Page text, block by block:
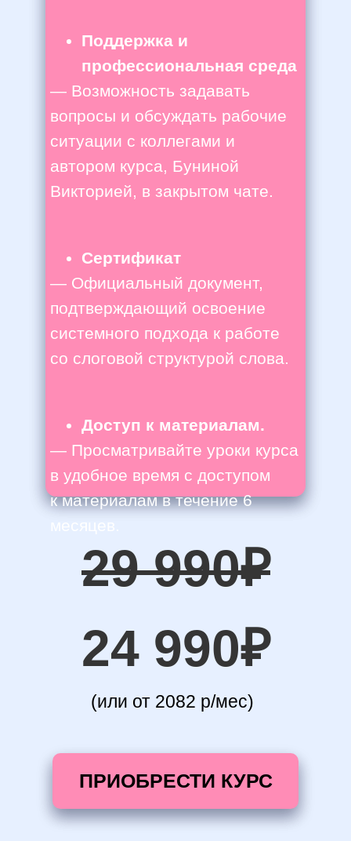
29 990₽
24 990₽
Поддержка и
профессиональная среда
— Возможность задавать
вопросы и обсуждать рабочие
ситуации с коллегами и
автором курса, Буниной
Викторией, в закрытом чате.
Сертификат
— Официальный документ,
подтверждающий освоение
системного подхода к работе
со слоговой структурой слова.
Доступ к материалам.
— Просматривайте уроки курса
в удобное время с доступом
к материалам в течение 6
месяцев.
(или от 2082 р/мес)
ПРИОБРЕСТИ КУРС